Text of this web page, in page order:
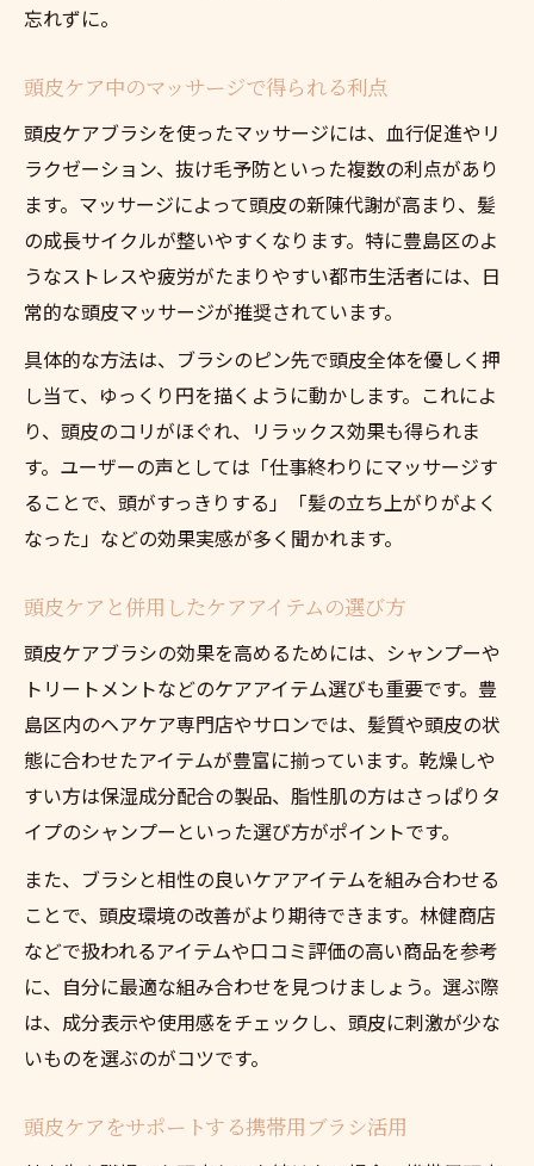
忘れずに。
頭皮ケア中のマッサージで得られる利点
頭皮ケアブラシを使ったマッサージには、血行促進やリ
ラクゼーション、抜け毛予防といった複数の利点があり
ます。マッサージによって頭皮の新陳代謝が高まり、髪
の成長サイクルが整いやすくなります。特に豊島区のよ
うなストレスや疲労がたまりやすい都市生活者には、日
常的な頭皮マッサージが推奨されています。
具体的な方法は、ブラシのピン先で頭皮全体を優しく押
し当て、ゆっくり円を描くように動かします。これによ
り、頭皮のコリがほぐれ、リラックス効果も得られま
す。ユーザーの声としては「仕事終わりにマッサージす
ることで、頭がすっきりする」「髪の立ち上がりがよく
なった」などの効果実感が多く聞かれます。
頭皮ケアと併用したケアアイテムの選び方
頭皮ケアブラシの効果を高めるためには、シャンプーや
トリートメントなどのケアアイテム選びも重要です。豊
島区内のヘアケア専門店やサロンでは、髪質や頭皮の状
態に合わせたアイテムが豊富に揃っています。乾燥しや
すい方は保湿成分配合の製品、脂性肌の方はさっぱりタ
イプのシャンプーといった選び方がポイントです。
また、ブラシと相性の良いケアアイテムを組み合わせる
ことで、頭皮環境の改善がより期待できます。林健商店
などで扱われるアイテムや口コミ評価の高い商品を参考
に、自分に最適な組み合わせを見つけましょう。選ぶ際
は、成分表示や使用感をチェックし、頭皮に刺激が少な
いものを選ぶのがコツです。
頭皮ケアをサポートする携帯用ブラシ活用